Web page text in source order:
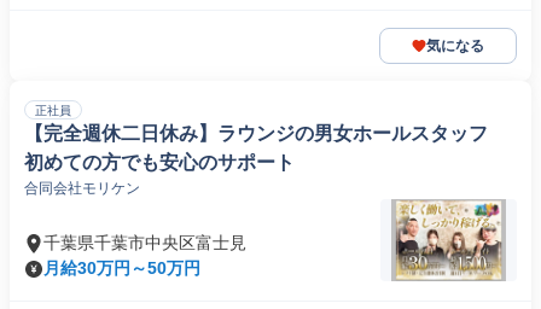
気になる
正社員
【完全週休二日休み】ラウンジの男女ホールスタッフ
初めての方でも安心のサポート
合同会社モリケン
千葉県千葉市中央区富士見
月給30万円～50万円